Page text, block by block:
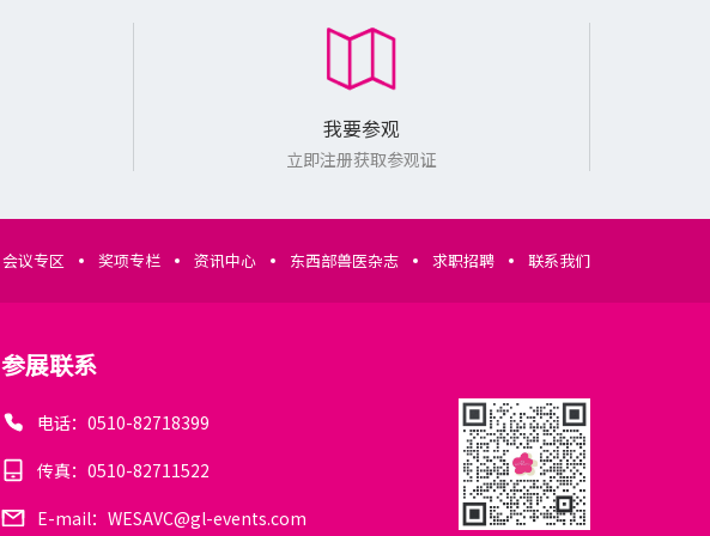
我要参观
立即注册获取参观证
会议专区 奖项专栏 资讯中心 东西部兽医杂志 求职招聘 联系我们
参展联系
电话：0510-82718399
传真：0510-82711522
E-mail：WESAVC@gl-events.com